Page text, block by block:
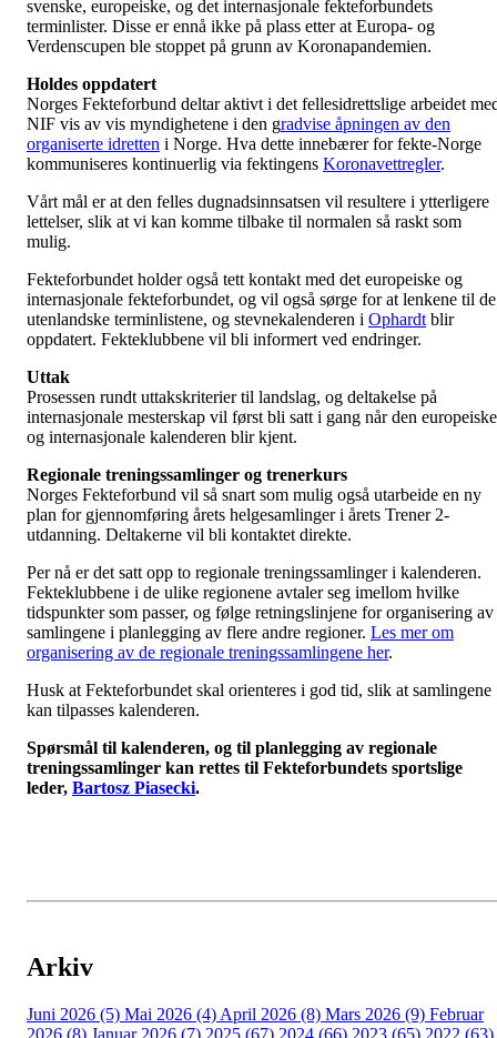
svenske, europeiske, og det internasjonale fekteforbundets
terminlister. Disse er ennå ikke på plass etter at Europa- og
Verdenscupen ble stoppet på grunn av Koronapandemien.
Holdes oppdatert
Norges Fekteforbund deltar aktivt i det fellesidrettslige arbeidet
NIF vis av vis myndighetene i den gradvise åpningen av den
organiserte idretten i Norge. Hva dette innebærer for fekte-Norge
kommuniseres kontinuerlig via fektingens Koronavettregler.
Vårt mål er at den felles dugnadsinnsatsen vil resultere i ytterligere
lettelser, slik at vi kan komme tilbake til normalen så raskt som
mulig.
Fekteforbundet holder også tett kontakt med det europeiske og
internasjonale fekteforbundet, og vil også sørge for at lenkene til de
utenlandske terminlistene, og stevnekalenderen i Ophardt blir
oppdatert. Fekteklubbene vil bli informert ved endringer.
Uttak
Prosessen rundt uttakskriterier til landslag, og deltakelse på
internasjonale mesterskap vil først bli satt i gang når den europeiske
og internasjonale kalenderen blir kjent.
Regionale treningssamlinger og trenerkurs
Norges Fekteforbund vil så snart som mulig også utarbeide en ny
plan for gjennomføring årets helgesamlinger i årets Trener 2-
utdanning. Deltakerne vil bli kontaktet direkte.
Per nå er det satt opp to regionale treningssamlinger i kalenderen.
Fekteklubbene i de ulike regionene avtaler seg imellom hvilke
tidspunkter som passer, og følge retningslinjene for organisering av
samlingene i planlegging av flere andre regioner. Les mer om
organisering av de regionale treningssamlingene her.
Husk at Fekteforbundet skal orienteres i god tid, slik at samlingene
kan tilpasses kalenderen.
Spørsmål til kalenderen, og til planlegging av regionale
treningssamlinger kan rettes til Fekteforbundets sportslige
leder, Bartosz Piasecki.
Arkiv
Juni 2026 (5) Mai 2026 (4) April 2026 (8) Mars 2026 (9) Februar